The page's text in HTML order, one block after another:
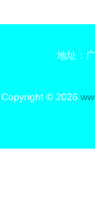
地址：
Copyright © 2026